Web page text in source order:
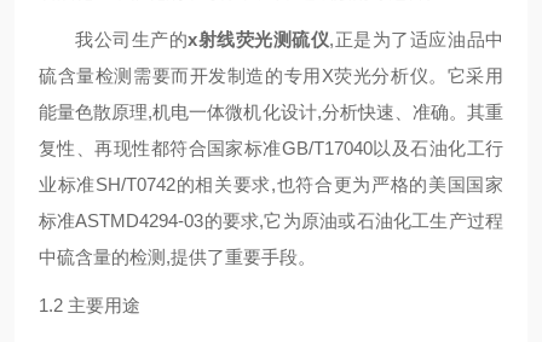
我公司生产的x射线荧光测硫仪,正是为了适应油品中
硫含量检测需要而开发制造的专用X荧光分析仪。它采用
能量色散原理,机电一体微机化设计,分析快速、准确。其重
复性、再现性都符合国家标准GB/T17040以及石油化工行
业标准SH/T0742的相关要求,也符合更为严格的美国国家
标准ASTMD4294-03的要求,它为原油或石油化工生产过程
中硫含量的检测,提供了重要手段。
1.2 主要用途